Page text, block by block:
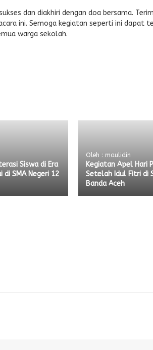
dan diakhiri dengan doa bersama.
ini. Semoga kegiatan seperti ini dapat
warga sekolah.
Siswa di Era
di SMA Negeri 12
Oleh : maulidin
Kegiatan Apel Hari
Setelah Idul Fitri di
Banda Aceh